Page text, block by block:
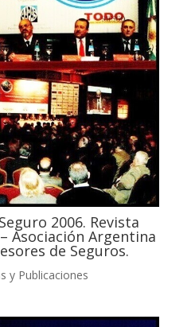
2006. Revista
Asociación Argentina
de Seguros.
y Publicaciones